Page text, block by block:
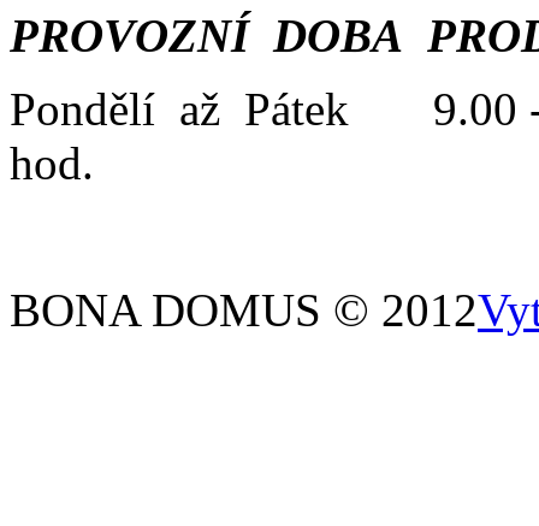
PROVOZNÍ DOBA
Pondělí až Pátek 9.00
hod.
BONA DOMUS © 2012